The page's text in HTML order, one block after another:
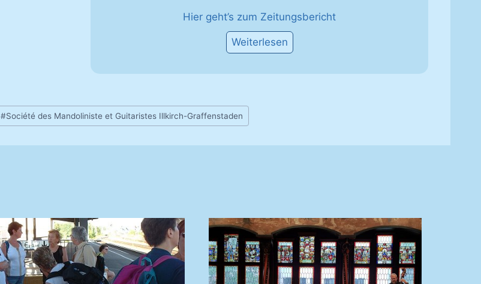
Hier geht’s zum Zeitungsbericht
Weiterlesen
#Société des Mandoliniste et Guitaristes Illkirch-Graffenstaden